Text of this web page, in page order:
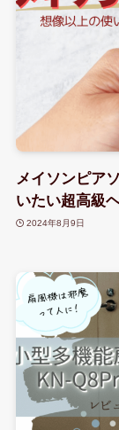
メイソンピア
いたい超高級
2024年8月9日